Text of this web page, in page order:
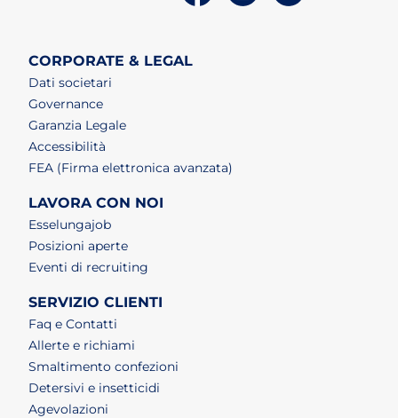
CORPORATE & LEGAL
Dati societari
Governance
Garanzia Legale
Accessibilità
FEA (Firma elettronica avanzata)
LAVORA CON NOI
Esselungajob(apri in un nuovo tab)
Posizioni aperte(apri in un nuovo tab)
Eventi di recruiting
SERVIZIO CLIENTI
Faq e Contatti
Allerte e richiami
Smaltimento confezioni
Detersivi e insetticidi
Agevolazioni